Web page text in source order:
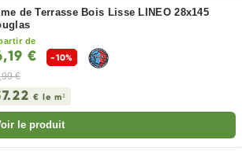
de Terrasse Bois Lisse LINEO 28x145
de
€
-10%
€
€ le m²
le produit